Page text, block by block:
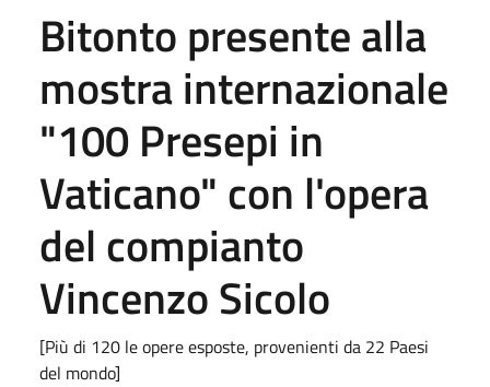
Bitonto presente alla
mostra internazionale
"100 Presepi in
Vaticano" con l'opera
del compianto
Vincenzo Sicolo
[Più di 120 le opere esposte, provenienti da 22 Paesi
del mondo]